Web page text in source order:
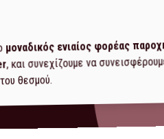
μοναδικός ενιαίος φορέας
, και συνεχίζουμε να
θεσμού.